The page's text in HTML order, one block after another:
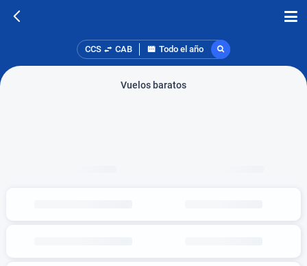
CCS CAB Todo el año
Vuelos baratos